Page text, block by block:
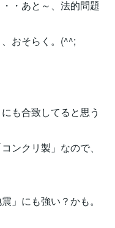
・あと～、法的問題
おそらく。(^^;
にも合致してると思う
ンクリ製」なので、
」にも強い？かも。